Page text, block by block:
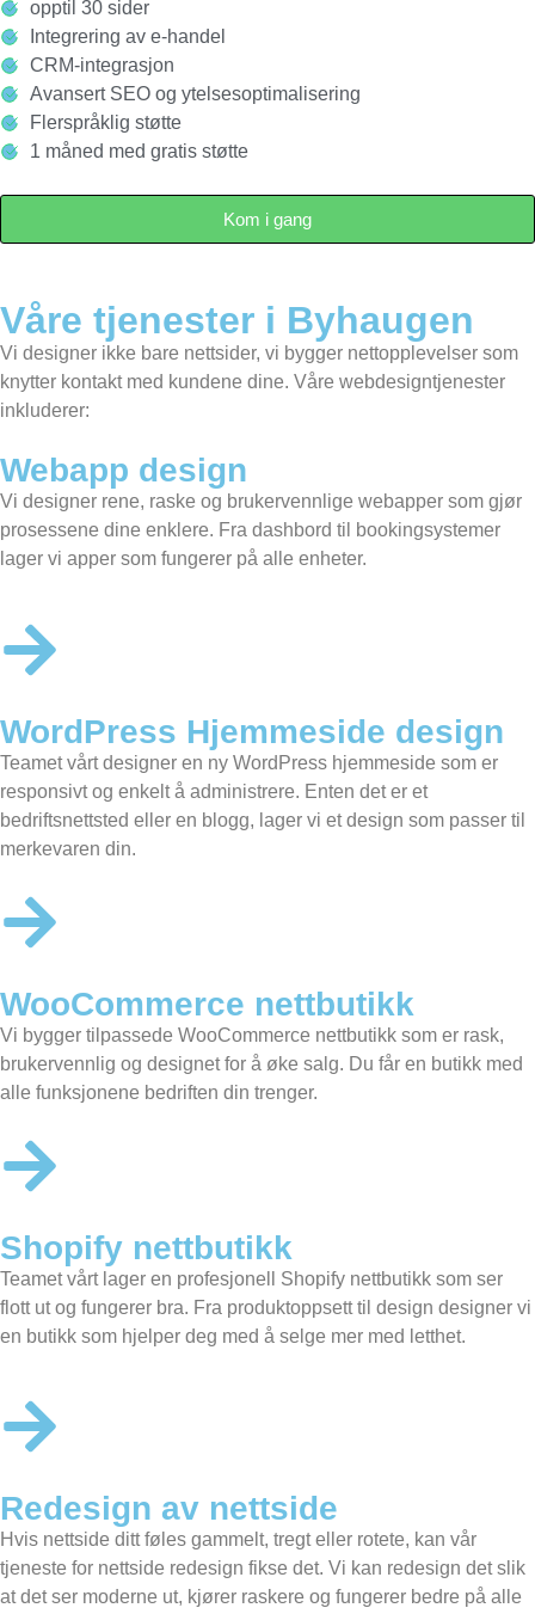
opptil 30 sider
Integrering av e-handel
CRM-integrasjon
Avansert SEO og ytelsesoptimalisering
Flerspråklig støtte
1 måned med gratis støtte
Kom i gang
Våre tjenester i Byhaugen
Vi designer ikke bare nettsider, vi bygger nettopplevelser som
knytter kontakt med kundene dine. Våre webdesigntjenester
inkluderer:
Webapp design
Vi designer rene, raske og brukervennlige webapper som gjør
prosessene dine enklere. Fra dashbord til bookingsystemer
lager vi apper som fungerer på alle enheter.
WordPress Hjemmeside design
Teamet vårt designer en ny WordPress hjemmeside som er
responsivt og enkelt å administrere. Enten det er et
bedriftsnettsted eller en blogg, lager vi et design som passer til
merkevaren din.
WooCommerce nettbutikk
Vi bygger tilpassede WooCommerce nettbutikk som er rask,
brukervennlig og designet for å øke salg. Du får en butikk med
alle funksjonene bedriften din trenger.
Shopify nettbutikk
Teamet vårt lager en profesjonell Shopify nettbutikk som ser
flott ut og fungerer bra. Fra produktoppsett til design designer vi
en butikk som hjelper deg med å selge mer med letthet.
Redesign av nettside
Hvis nettside ditt føles gammelt, tregt eller rotete, kan vår
tjeneste for nettside redesign fikse det. Vi kan redesign det slik
at det ser moderne ut, kjører raskere og fungerer bedre på alle